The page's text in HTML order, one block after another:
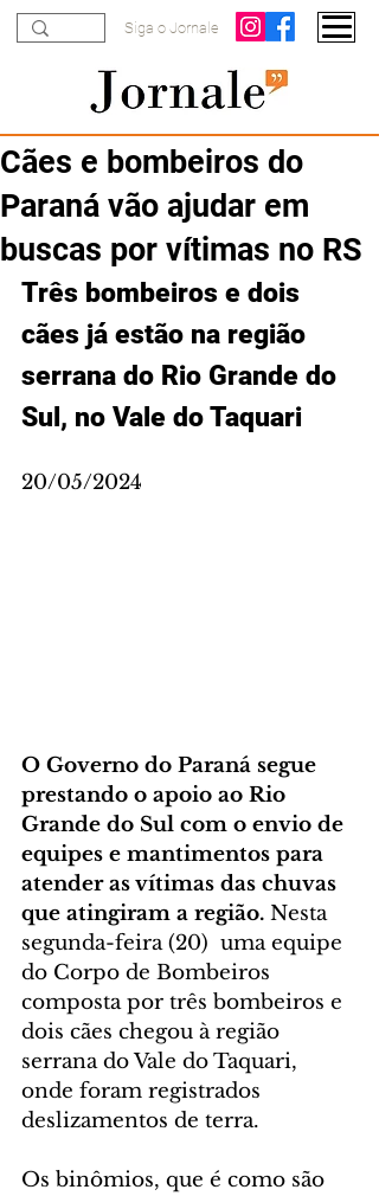
Siga o Jornale
Cães e bombeiros do
Paraná vão ajudar em
buscas por vítimas no RS
Três bombeiros e dois
cães já estão na região
serrana do Rio Grande do
Sul, no Vale do Taquari
20/05/2024
O Governo do Paraná segue
prestando o apoio ao Rio
Grande do Sul com o envio de
equipes e mantimentos para
atender as vítimas das chuvas
que atingiram a região. Nesta
segunda-feira (20)  uma equipe
do Corpo de Bombeiros
composta por três bombeiros e
dois cães chegou à região
serrana do Vale do Taquari,
onde foram registrados
deslizamentos de terra.
Os binômios, que é como são